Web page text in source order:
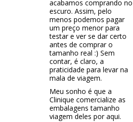
acabamos comprando no
escuro. Assim, pelo
menos podemos pagar
um preço menor para
testar e ver se dar certo
antes de comprar o
tamanho real :) Sem
contar, é claro, a
praticidade para levar na
mala de viagem.
Meu sonho é que a
Clinique comercialize as
embalagens tamanho
viagem deles por aqui.